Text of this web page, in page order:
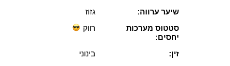
שיער ערווה:
גזוז
סטטוס מערכות
יחסים:
רווק
זין: בינוני